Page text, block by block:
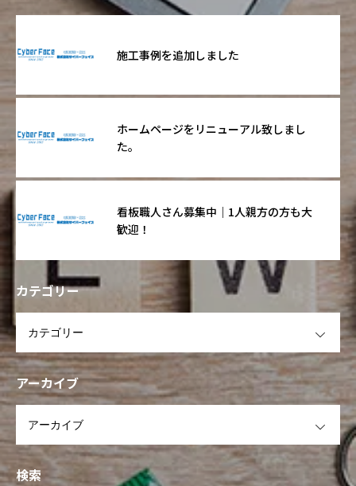
施工事例を追加しました
ホームページをリニューアル致しまし
た。
看板職人さん募集中｜1人親方の方も大
歓迎！
カテゴリー
アーカイブ
検索